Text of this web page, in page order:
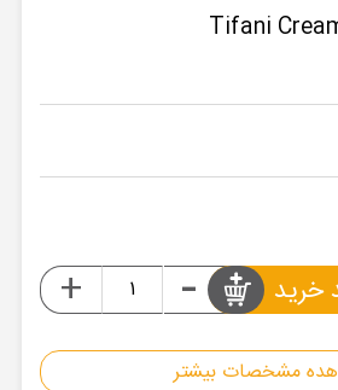
Tifani
مشخصات بیشتر
-
+ خرید